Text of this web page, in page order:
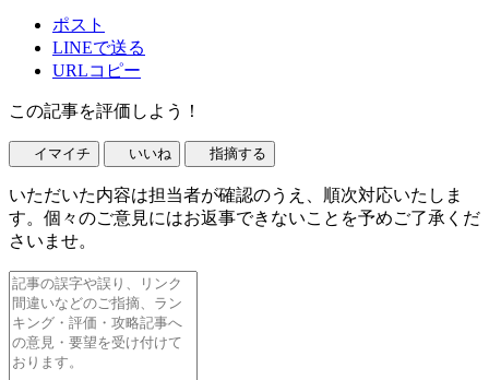
ポスト
LINEで送る
URLコピー
この記事を評価しよう！
イマイチ いいね 指摘する
いただいた内容は担当者が確認のうえ、順次対応いたしま
す。個々のご意見にはお返事できないことを予めご了承くだ
さいませ。